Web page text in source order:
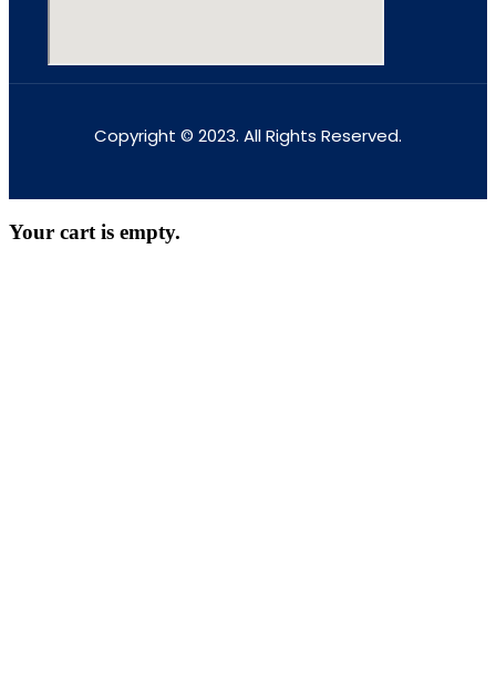
Copyright © 2023. All Rights Reserved.
Your cart is empty.